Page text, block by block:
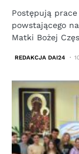
Postępują
powstającego
Matki Bożej
REDAKCJA DAI24